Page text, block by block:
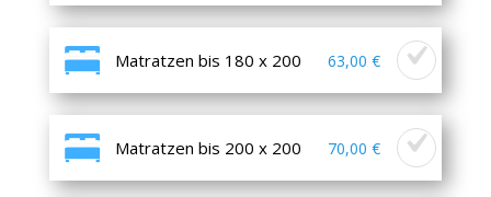
Matratzen bis 180 x 200 63,00 €
Matratzen bis 200 x 200 70,00 €